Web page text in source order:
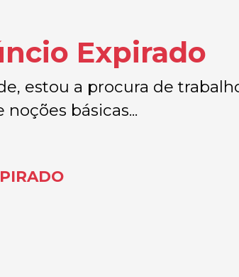
Expirado
estou a procura de
básicas...